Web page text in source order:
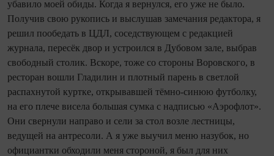
убавило моей обиды. Когда я вернулся, его уже не было.
Получив свою рукопись и выслушав замечания редактора, я
решил пообедать в ЦДЛ, соседствующем с редакцией
журнала, пересёк двор и устроился в Дубовом зале, выбрав
свободный столик. Вскоре, тоже со стороны Воровского, в
ресторан вошли Гладилин и плотный парень в светлой
распахнутой куртке, открывавшей тёмно-синюю футболку,
на его плече висела большая сумка с надписью «Аэрофлот».
Они свернули направо и сели за стол возле лестницы,
ведущей на антресоли. А я уже выучил меню назубок, но
официантки обходили меня стороной, я был для них